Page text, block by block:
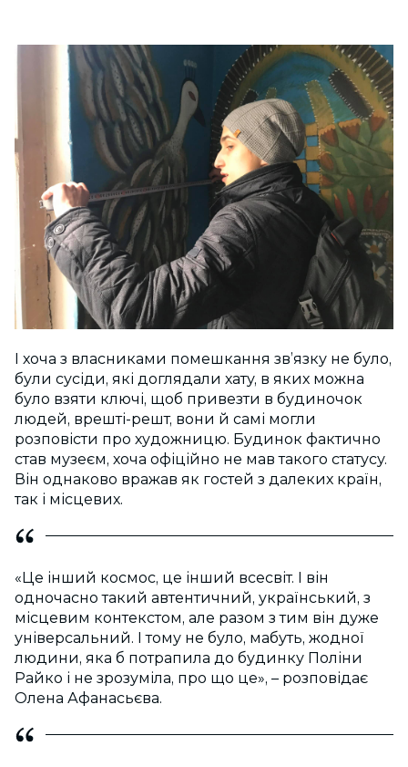
І хоча з власниками помешкання зв’язку не було,
були сусіди, які доглядали хату, в яких можна
було взяти ключі, щоб привезти в будиночок
людей, врешті-решт, вони й самі могли
розповісти про художницю. Будинок фактично
став музеєм, хоча офіційно не мав такого статусу.
Він однаково вражав як гостей з далеких країн,
так і місцевих.
«Це інший космос, це інший всесвіт. І він
одночасно такий автентичний, український, з
місцевим контекстом, але разом з тим він дуже
універсальний. І тому не було, мабуть, жодної
людини, яка б потрапила до будинку Поліни
Райко і не зрозуміла, про що це», – розповідає
Олена Афанасьєва.